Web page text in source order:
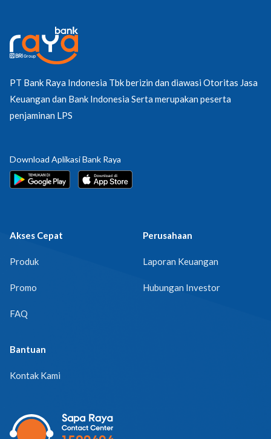
PT Bank Raya Indonesia Tbk berizin dan diawasi Otoritas Jasa
Keuangan dan Bank Indonesia Serta merupakan peserta
penjaminan LPS
Download Aplikasi Bank Raya
Akses Cepat
Produk
Promo
FAQ
Perusahaan
Laporan Keuangan
Hubungan Investor
Bantuan
Kontak Kami